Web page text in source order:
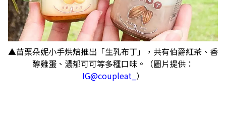
▲苗栗朵妮小手烘焙推出「生乳布丁」，共有伯爵紅茶、香
醇雞蛋、濃郁可可等多種口味。（圖片提供：
IG@coupleat_ ）